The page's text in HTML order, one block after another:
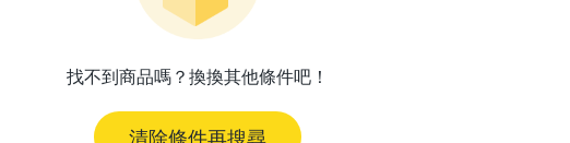
找不到商品嗎？換換其他條件吧！
清除條件再搜尋